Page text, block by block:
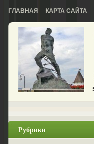
ГЛАВНАЯ КАРТА САЙТА
Рубрики